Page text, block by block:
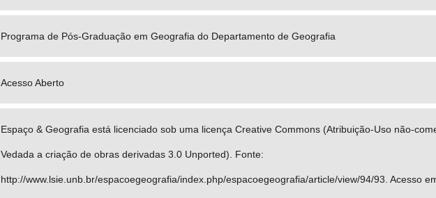
Programa de Pós-Graduação em Geografia do Departamento de Geografia
Acesso Aberto
Espaço & Geografia está licenciado sob uma licença Creative Commons (Atribuição-Uso não-
Vedada a criação de obras derivadas 3.0 Unported). Fonte:
http://www.lsie.unb.br/espacoegeografia/index.php/espacoegeografia/article/view/94/93. Acesso